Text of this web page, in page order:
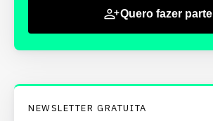
Quero fazer parte
NEWSLETTER GRATUITA